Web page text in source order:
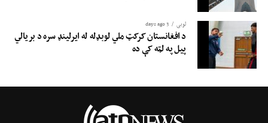
لوبی 3 days ago
د افغانستان کرکټ ملي لوبډله له ایرلینډ سره د بریالي
پیل په لټه کې ده